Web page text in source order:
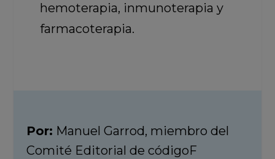
hemoterapia, inmunoterapia y
farmacoterapia.
Por: Manuel Garrod, miembro del
Comité Editorial de códigoF